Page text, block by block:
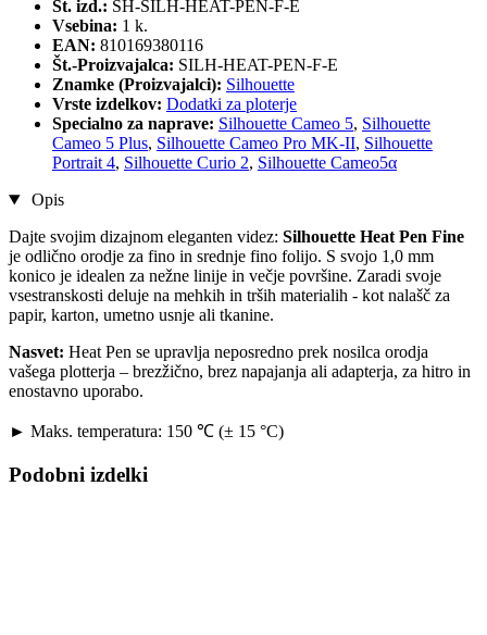
Št. izd.: SH-SILH-HEAT-PEN-F-E
Vsebina: 1 k.
EAN: 810169380116
Št.-Proizvajalca: SILH-HEAT-PEN-F-E
Znamke (Proizvajalci): Silhouette
Vrste izdelkov: Dodatki za ploterje
Specialno za naprave: Silhouette Cameo 5, Silhouette
Cameo 5 Plus, Silhouette Cameo Pro MK-II, Silhouette
Portrait 4, Silhouette Curio 2, Silhouette Cameo5α
Opis
Dajte svojim dizajnom eleganten videz: Silhouette Heat Pen Fine
je odlično orodje za fino in srednje fino folijo. S svojo 1,0 mm
konico je idealen za nežne linije in večje površine. Zaradi svoje
vsestranskosti deluje na mehkih in trših materialih - kot nalašč za
papir, karton, umetno usnje ali tkanine.
Nasvet: Heat Pen se upravlja neposredno prek nosilca orodja
vašega plotterja – brezžično, brez napajanja ali adapterja, za hitro in
enostavno uporabo.
► Maks. temperatura: 150 ℃ (± 15 °C)
Podobni izdelki